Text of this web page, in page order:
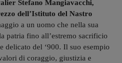
Stefano Mangiavacchi,
dell’Istituto del Nastro
a un uomo che nella sua
patria fino all’estremo sacrificio
delicato del ‘900. Il suo esempio
di coraggio, giustizia e